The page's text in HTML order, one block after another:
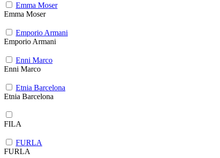
Emma Moser
Emma Moser
Emporio Armani
Emporio Armani
Enni Marco
Enni Marco
Etnia Barcelona
Etnia Barcelona
FILA
FURLA
FURLA